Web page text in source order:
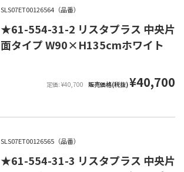
SLS07ET00126564（品番）
★61-554-31-2 リスタプラス 中央片
面タイプ W90×H135cmホワイト
定価: ¥40,700 販売価格(税抜)¥40,700
SLS07ET00126565（品番）
★61-554-31-3 リスタプラス 中央片